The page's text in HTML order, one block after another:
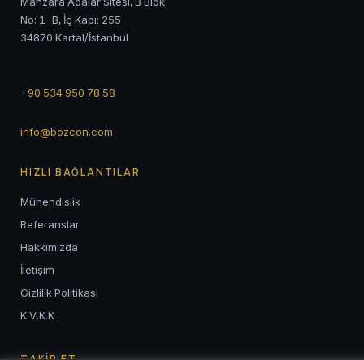
No: 1-B, İç Kapı: 255
34870 Kartal/İstanbul
+90 534 950 78 58
info@bozcon.com
HIZLI BAĞLANTILAR
Mühendislik
Referanslar
Hakkımızda
İletişim
Gizlilik Politikası
K.V.K.K